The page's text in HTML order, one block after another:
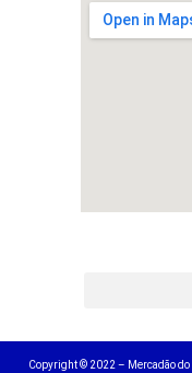
Copyright © 2022 – Mercadão